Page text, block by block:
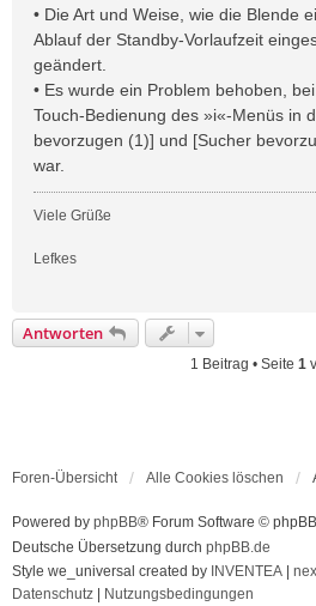
• Die Art und Weise, wie die Blende
Ablauf der Standby-Vorlaufzeit
geändert.
• Es wurde ein Problem behoben,
Touch-Bedienung des »i«-Menüs in
bevorzugen (1)] und [Sucher
war.
Viele Grüße
Lefkes
Antworten
1 Beitrag • Seite 1
Foren-Übersicht Alle Cookies löschen
Powered by phpBB® Forum Software ©
Deutsche Übersetzung durch phpBB.de
Style we_universal created by INVENTEA
Datenschutz
Nutzungsbedingungen